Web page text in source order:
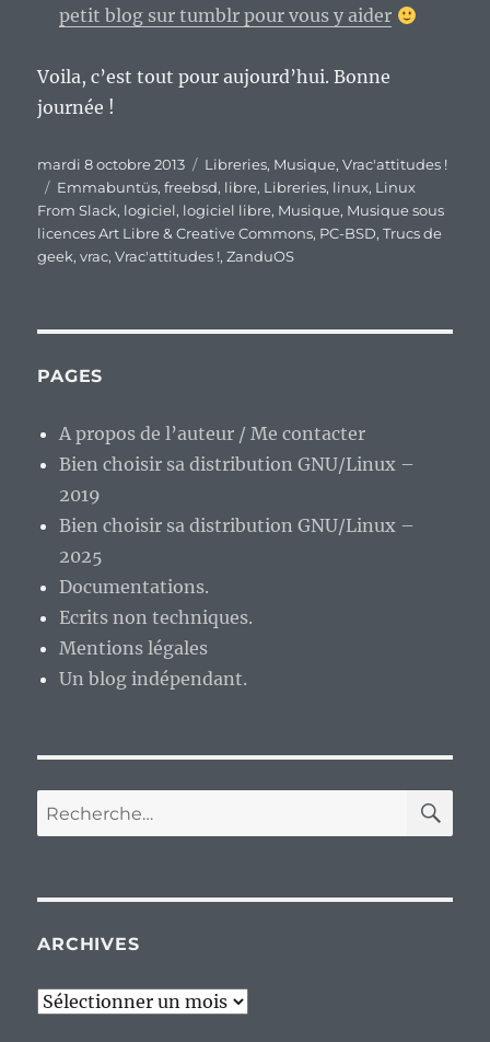
petit blog sur tumblr pour vous y aider
Voila, c’est tout pour aujourd’hui. Bonne
journée !
Publié
le
mardi 8 octobre 2013 Catégories
Libreries, Musique,Vrac'attitudes !
Étiquettes
Emmabuntüs,freebsd, libre, Libreries, linux, Linux
From Slack, logiciel, logiciel libre, Musique, Musique sous
licences Art Libre & Creative Commons, PC-BSD,Trucs de
geek,vrac,Vrac'attitudes !,ZanduOS
PAGES
A propos de l’auteur / Me contacter
Bien choisir sa distribution GNU/Linux –
2019
Bien choisir sa distribution GNU/Linux –
2025
Documentations.
Ecrits non techniques.
Mentions légales
Un blog indépendant.
Recherche
pour :
ARCHIVES
Archives